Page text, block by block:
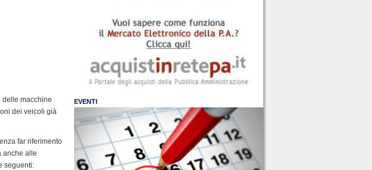
delle macchine
dei veicoli già
far riferimento
anche alle
seguenti:
EVENTI